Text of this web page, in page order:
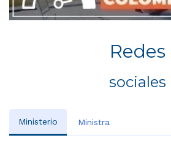
Redes
sociales
Ministerio Ministra